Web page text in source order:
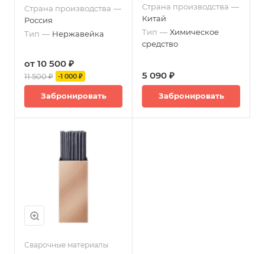
Страна производства —
Россия
Тип — Нержавейка
от 10 500 ₽
11 500 ₽ -1 000 ₽
Забронировать
Страна производства —
Китай
Тип — Химическое
средство
5 090 ₽
Забронировать
Сварочные материалы